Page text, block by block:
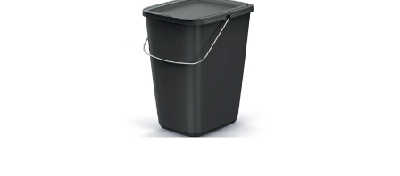
Odpadkový koš na tříděný odpad Fit Bin black 75 l,
Odpadkový koš na tříděný odpad Fit Bin gray 20 l,
Odpadkový koš plastový 26 l - béžový